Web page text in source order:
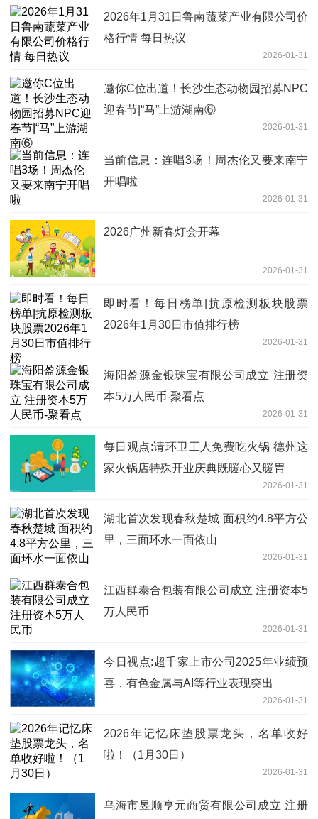
2026年1月31日鲁南蔬菜产业有限公司价
格行情 每日热议
2026-01-31
邀你C位出道！长沙生态动物园招募NPC
迎春节|“马”上游湖南⑥
2026-01-31
当前信息：连唱3场！周杰伦又要来南宁
开唱啦
2026-01-31
2026广州新春灯会开幕
2026-01-31
即时看！每日榜单|抗原检测板块股票
2026年1月30日市值排行榜
2026-01-31
海阳盈源金银珠宝有限公司成立 注册资
本5万人民币-聚看点
2026-01-31
每日观点:请环卫工人免费吃火锅 德州这
家火锅店特殊开业庆典既暖心又暖胃
2026-01-31
湖北首次发现春秋楚城 面积约4.8平方公
里，三面环水一面依山
2026-01-31
江西群泰合包装有限公司成立 注册资本5
万人民币
2026-01-31
今日视点:超千家上市公司2025年业绩预
喜，有色金属与AI等行业表现突出
2026-01-31
2026年记忆床垫股票龙头，名单收好
啦！（1月30日）
2026-01-31
乌海市昱顺亨元商贸有限公司成立 注册